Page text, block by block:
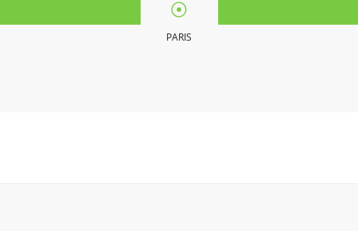
PARIS